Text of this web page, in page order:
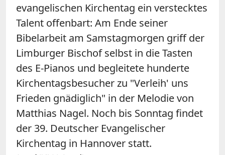
evangelischen Kirchentag ein verstecktes
Talent offenbart: Am Ende seiner
Bibelarbeit am Samstagmorgen griff der
Limburger Bischof selbst in die Tasten
des E-Pianos und begleitete hunderte
Kirchentagsbesucher zu "Verleih' uns
Frieden gnädiglich" in der Melodie von
Matthias Nagel. Noch bis Sonntag findet
der 39. Deutscher Evangelischer
Kirchentag in Hannover statt.